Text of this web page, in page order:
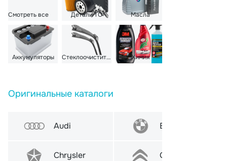
Смотреть все Детали ТО Масла
Аккумуляторы Стеклоочистители Химия
Оригинальные каталоги
Audi BMW
Chrysler Citroen